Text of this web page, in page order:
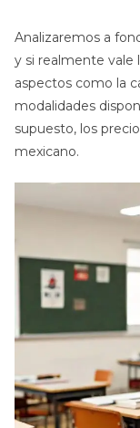
Analizaremos a
y si realmente vale
aspectos como la
modalidades
supuesto, los
mexicano.